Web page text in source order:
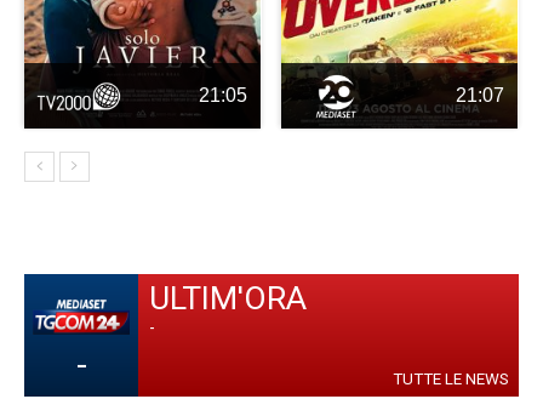
21:05 21:07
-
ULTIM'ORA
-
TUTTE LE NEWS